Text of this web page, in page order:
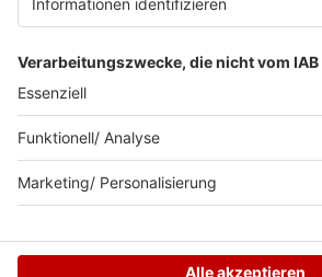
Wacken Radio by RADIO BOB!
WERBUNG SCHALTEN
© RADIO BOB GmbH & Co. KG